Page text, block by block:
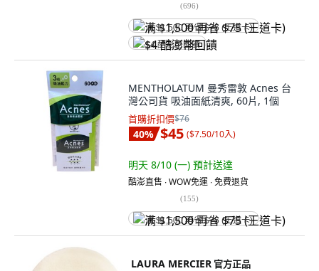
(696)
满 $1,500 再省 $75 (王道卡)
$4 酷澎幣回饋
MENTHOLATUM 曼秀雷敦 Acnes 台
灣公司貨 吸油面紙清爽, 60片, 1個
首購折扣價$76
40% $45 ($7.50/10入)
明天 8/10 (一) 預計送達
酷澎直售 ∙ WOW免運 ∙ 免費退貨
(155)
满 $1,500 再省 $75 (王道卡)
LAURA MERCIER 官方正品